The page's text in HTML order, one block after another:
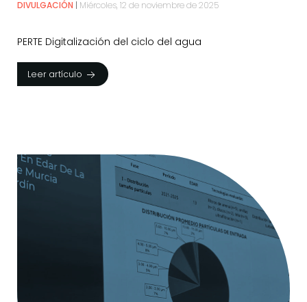
DIVULGACIÓN Miércoles, 12 de noviembre de 2025
PERTE Digitalización del ciclo del agua
Leer artículo